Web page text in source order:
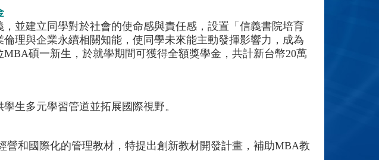
並建立同學對於社會的使命感與責任感，設置「信義書院培育
理與企業永續相關知能，使同學未來能主動發揮影響力，成為
碩一新生，於就學期間可獲得全額獎學金，共計新台幣20萬
生多元學習管道並拓展國際視野。
和國際化的管理教材，特提出創新教材開發計畫，補助MBA教